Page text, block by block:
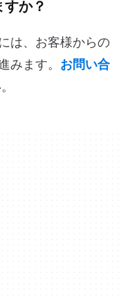
か？
は、お客様からの
みます。 お問い合